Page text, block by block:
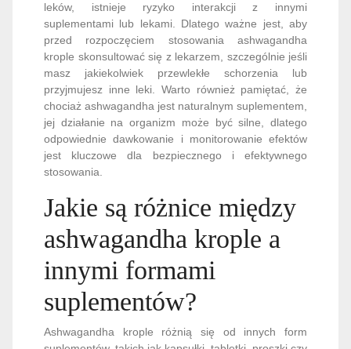
masz jakiekolwiek przewlekłe schorzenia lub
przyjmujesz inne leki. Warto również pamiętać, że
chociaż ashwagandha jest naturalnym suplementem,
jej działanie na organizm może być silne, dlatego
odpowiednie dawkowanie i monitorowanie efektów
jest kluczowe dla bezpiecznego i efektywnego
stosowania.
Jakie są różnice między
ashwagandha krople a
innymi formami
suplementów?
Ashwagandha krople różnią się od innych form
suplementów, takich jak kapsułki, tabletki, proszki czy
herbaty, nie tylko formą, ale także sposobem
wchłaniania i potencjalną efektywnością działania.
Jedną z głównych różnic jest szybkość wchłaniania –